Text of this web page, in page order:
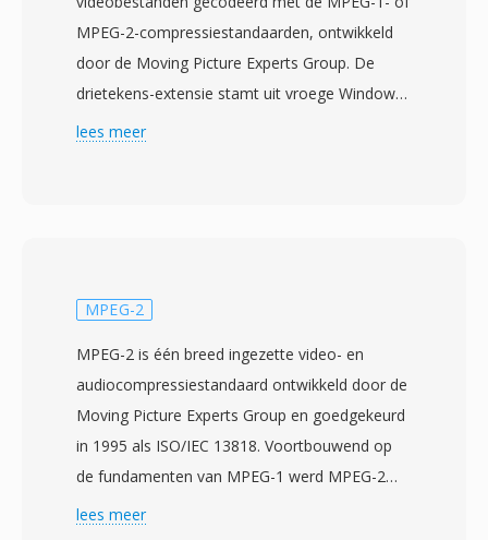
MPEG-2-compressiestandaarden, ontwikkeld
door de Moving Picture Experts Group. De
drietekens-extensie stamt uit vroege Windows-
en DOS-bestandssystemen die extensies
bytestroom met synchronisatietijdstempels.
jaren negentig en 2000 voor het opslaan van
digitale video op personal computers,
verschijnend in alles van Video CD-rips en dvd-
extracties tot digitale tv-opnames vastgelegd
bestanden met MPEG-1-compressie bevatten
lees meer
MPEG-2
MPEG-2 is één breed ingezette video- en
audiocompressiestandaard ontwikkeld door de
Moving Picture Experts Group en goedgekeurd
in 1995 als ISO/IEC 13818. Voortbouwend op
de fundamenten van MPEG-1 werd MPEG-2
ontworpen voor hogere bitrates en resoluties,
lees meer